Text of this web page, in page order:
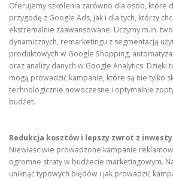
Oferujemy szkolenia zarówno dla osób, które
przygodę z Google Ads, jak i dla tych, którzy
ekstremalnie zaawansowane. Uczymy m.in.
dynamicznych, remarketingu z segmentacją
produktowych w Google Shopping,
oraz analizy danych w Google Analytics. Dzięki
mogą prowadzić kampanie, które są nie tylko
technologicznie nowoczesne i optymalnie
budżet.
Redukcja kosztów i lepszy zwrot z
Niewłaściwie prowadzone kampanie
ogromne straty w budżecie marketingowym.
uniknąć typowych błędów i jak prowadzić